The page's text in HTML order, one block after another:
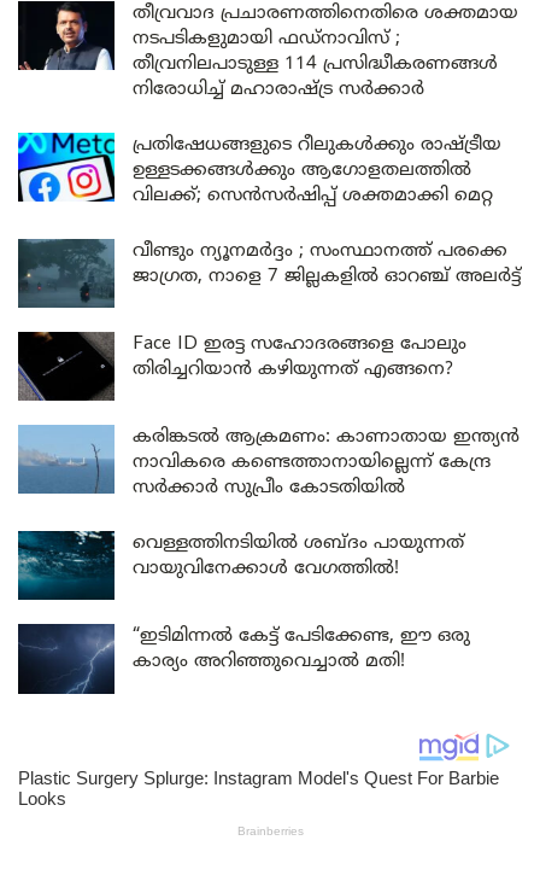
തീവ്രവാദ പ്രചാരണത്തിനെതിരെ ശക്തമായ
നടപടികളുമായി ഫഡ്നാവിസ് ;
തീവ്രനിലപാടുള്ള 114 പ്രസിദ്ധീകരണങ്ങൾ
നിരോധിച്ച് മഹാരാഷ്ട്ര സർക്കാർ
പ്രതിഷേധങ്ങളുടെ റീലുകൾക്കും രാഷ്ട്രീയ
ഉള്ളടക്കങ്ങൾക്കും ആഗോളതലത്തിൽ
വിലക്ക്; സെൻസർഷിപ്പ് ശക്തമാക്കി മെറ്റ
വീണ്ടും ന്യൂനമർദ്ദം ; സംസ്ഥാനത്ത് പരക്കെ
ജാഗ്രത, നാളെ 7 ജില്ലകളിൽ ഓറഞ്ച് അലർട്ട്
Face ID ഇരട്ട സഹോദരങ്ങളെ പോലും
തിരിച്ചറിയാൻ കഴിയുന്നത് എങ്ങനെ?
കരിങ്കടൽ ആക്രമണം: കാണാതായ ഇന്ത്യൻ
നാവികരെ കണ്ടെത്താനായില്ലെന്ന് കേന്ദ്ര
സർക്കാർ സുപ്രീം കോടതിയിൽ
വെള്ളത്തിനടിയിൽ ശബ്ദം പായുന്നത്
വായുവിനേക്കാൾ വേഗത്തിൽ!
“ഇടിമിന്നൽ കേട്ട് പേടിക്കേണ്ട, ഈ ഒരു
കാര്യം അറിഞ്ഞുവെച്ചാൽ മതി!